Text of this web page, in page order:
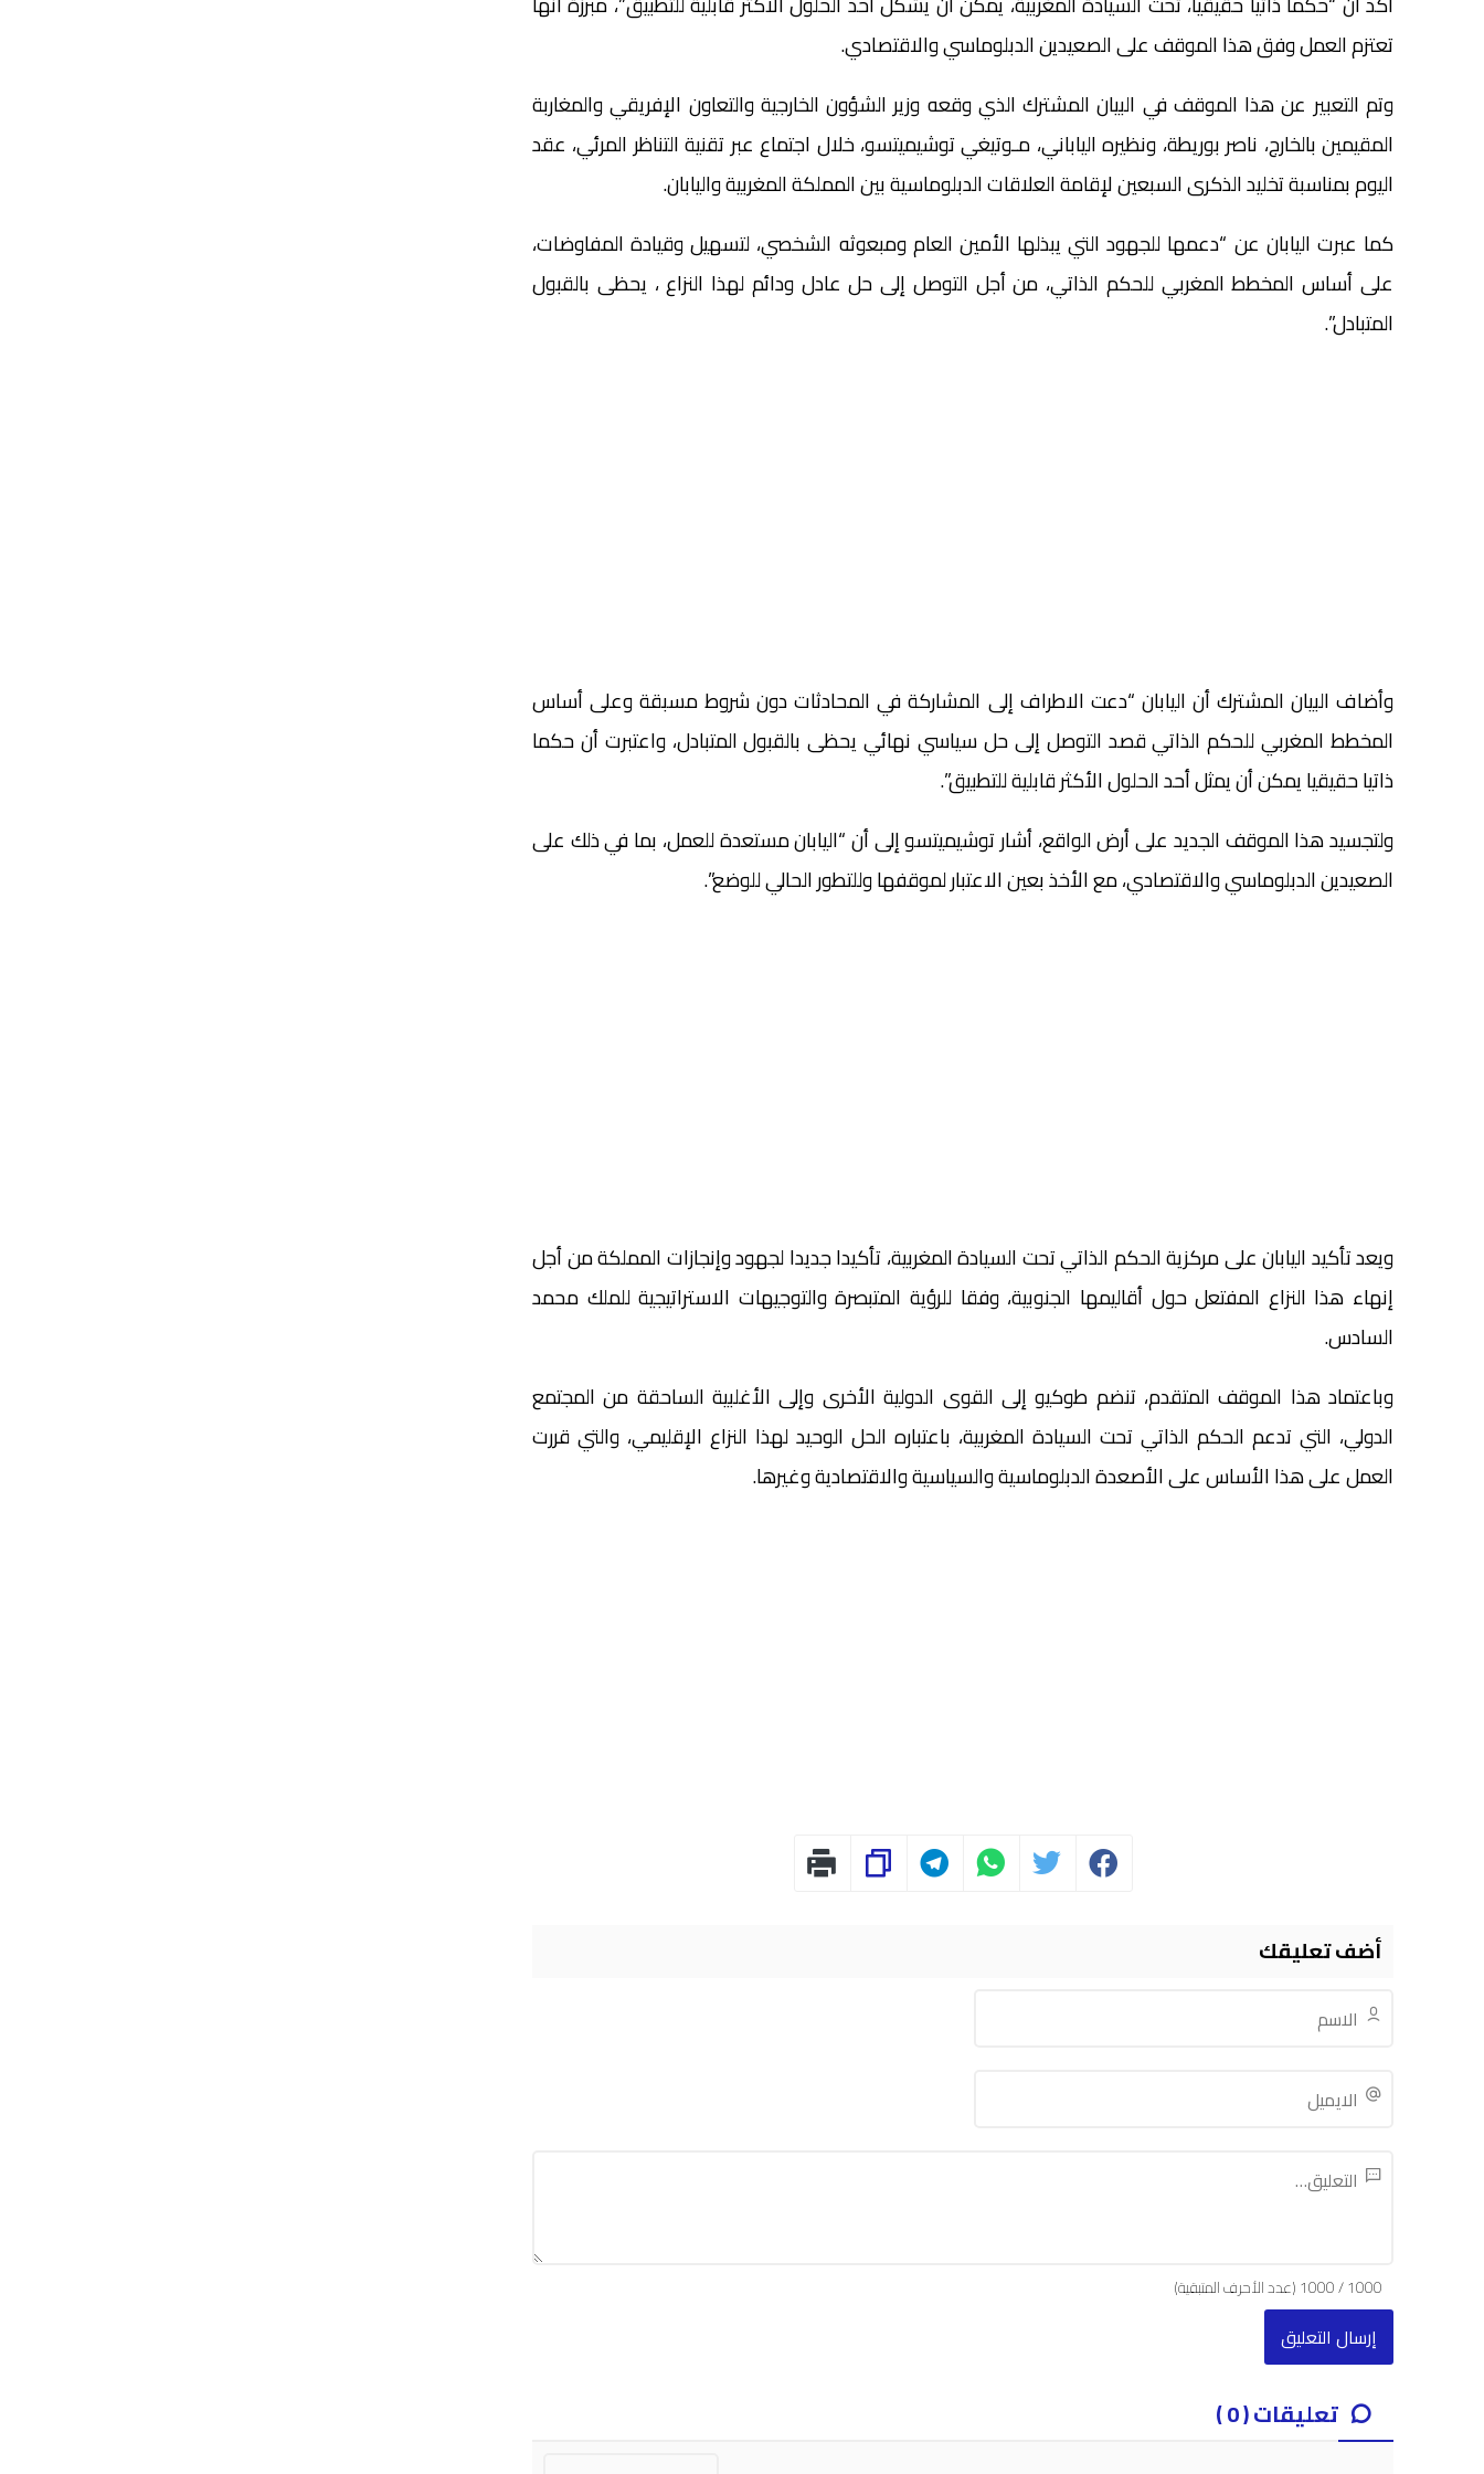
تعتزم العمل وفق هذا الموقف على الصعيدين الدبلوماسي والاقتصادي.
وتم التعبير عن هذا الموقف في البيان المشترك الذي وقعه وزير الشؤون الخارجية والتعاون الإفريقي والمغاربة
المقيمين بالخارج، ناصر بوريطة، ونظيره الياباني، مـوتيغي توشيميتسو، خلال اجتماع عبر تقنية التناظر المرئي، عقد
اليوم بمناسبة تخليد الذكرى السبعين لإقامة العلاقات الدبلوماسية بين المملكة المغربية واليابان.
كما عبرت اليابان عن “دعمها للجهود التي يبذلها الأمين العام ومبعوثه الشخصي، لتسهيل وقيادة المفاوضات،
على أساس المخطط المغربي للحكم الذاتي، من أجل التوصل إلى حل عادل ودائم لهذا النزاع ، يحظى بالقبول
المتبادل”.
وأضاف البيان المشترك أن اليابان “دعت الاطراف إلى المشاركة في المحادثات دون شروط مسبقة وعلى أساس
المخطط المغربي للحكم الذاتي قصد التوصل إلى حل سياسي نهائي يحظى بالقبول المتبادل، واعتبرت أن حكما
ذاتيا حقيقيا يمكن أن يمثل أحد الحلول الأكثر قابلية للتطبيق”.
ولتجسيد هذا الموقف الجديد على أرض الواقع، أشار توشيميتسو إلى أن “اليابان مستعدة للعمل، بما في ذلك على
الصعيدين الدبلوماسي والاقتصادي، مع الأخذ بعين الاعتبار لموقفها وللتطور الحالي للوضع”.
ويعد تأكيد اليابان على مركزية الحكم الذاتي تحت السيادة المغربية، تأكيدا جديدا لجهود وإنجازات المملكة من أجل
إنهاء هذا النزاع المفتعل حول أقاليمها الجنوبية، وفقا للرؤية المتبصرة والتوجيهات الاستراتيجية للملك محمد
السادس.
وباعتماد هذا الموقف المتقدم، تنضم طوكيو إلى القوى الدولية الأخرى وإلى الأغلبية الساحقة من المجتمع
الدولي، التي تدعم الحكم الذاتي تحت السيادة المغربية، باعتباره الحل الوحيد لهذا النزاع الإقليمي، والتي قررت
العمل على هذا الأساس على الأصعدة الدبلوماسية والسياسية والاقتصادية وغيرها.
أضف تعليقك
1000
/
1000(عدد الأحرف المتبقية)
تعليقات ( 0 )